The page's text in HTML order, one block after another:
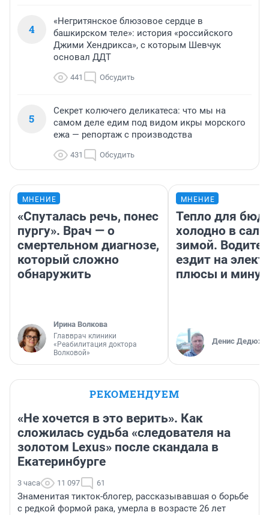
4
«Негритянское блюзовое сердце в
башкирском теле»: история «российского
Джими Хендрикса», с которым Шевчук
основал ДДТ
441 Обсудить
5
Секрет колючего деликатеса: что мы на
самом деле едим под видом икры морского
ежа — репортаж с производства
431 Обсудить
МНЕНИЕ
«Спуталась речь, понес
пургу». Врач — о
смертельном диагнозе,
который сложно
обнаружить
Ирина Волкова
Главврач клиники
«Реабилитация доктора
Волковой»
МНЕНИЕ
Тепло для
холодно в
зимой.
ездит на
плюсы и
Денис
РЕКОМЕНДУЕМ
«Не хочется в это верить». Как
сложилась судьба «следователя на
золотом Lexus» после скандала в
Екатеринбурге
3 часа 11 097 61
Знаменитая тикток-блогер, рассказывавшая о борьбе
с редкой формой рака, умерла в возрасте 26 лет